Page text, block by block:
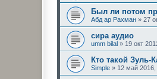
Был ли потом
Абд ар Рахман » 27
сира аудио
umm bilal » 19 окт
Кто такой Зуль-
Simple » 12 май 2016,